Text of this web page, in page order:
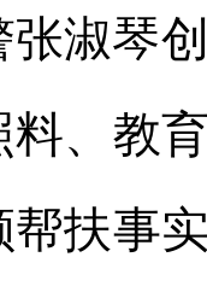
张淑琴
、教
扶事